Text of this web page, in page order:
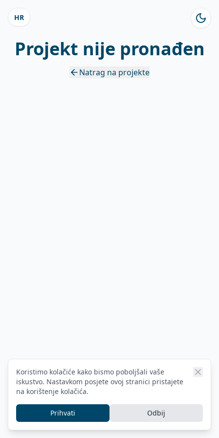
HR
Projekt nije pronađen
Natrag na projekte
Koristimo kolačiće kako bismo poboljšali vaše
iskustvo. Nastavkom posjete ovoj stranici pristajete
na korištenje kolačića.
Prihvati Odbij